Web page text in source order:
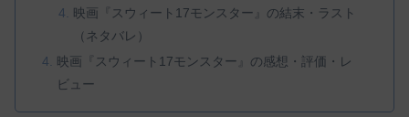
映画『スウィート17モンスター』の結末・ラスト
（ネタバレ）
映画『スウィート17モンスター』の感想・評価・レ
ビュー